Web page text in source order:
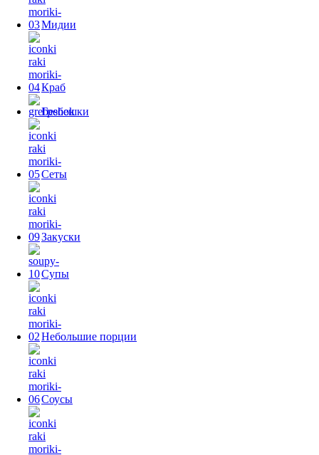
Мидии
Краб
Гребешки
Сеты
Закуски
Супы
Небольшие порции
Соусы